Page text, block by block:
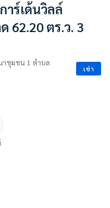
าร์เด้นวิลล์
62.20 ตร.ว. 3
าชุมชน 1 ตำบล
เช่า